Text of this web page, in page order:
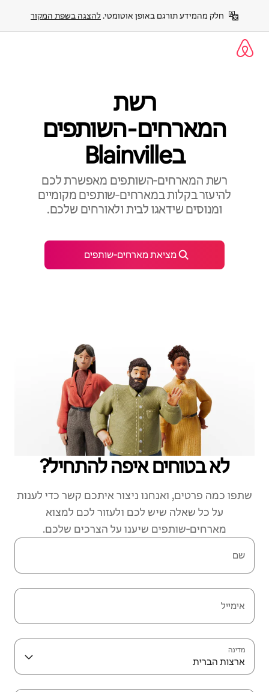
חלק מהמידע תורגם באופן אוטומטי. להצגה בשפת המקור
רשת
המארחים‑השותפים
בBlainville
רשת המארחים‑השותפים מאפשרת לכם
להיעזר בקלות במארחים‑שותפים מקומיים
ומנוסים שידאגו לבית ולאורחים שלכם.
מציאת מארחים‑שותפים
לא בטוחים איפה להתחיל?
שתפו כמה פרטים, ואנחנו ניצור איתכם קשר כדי לענות
על כל שאלה שיש לכם ולעזור לכם למצוא
מארחים‑שותפים שיענו על הצרכים שלכם.
שם
אימייל
מדינה
ארצות הברית